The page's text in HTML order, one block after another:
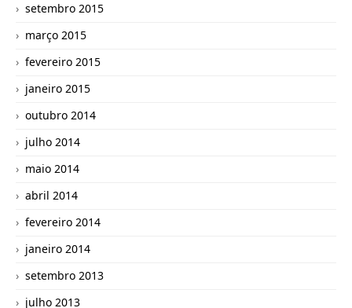
setembro 2015
março 2015
fevereiro 2015
janeiro 2015
outubro 2014
julho 2014
maio 2014
abril 2014
fevereiro 2014
janeiro 2014
setembro 2013
julho 2013